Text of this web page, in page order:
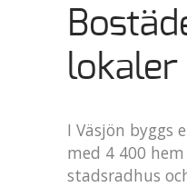
lokaler
I Väsjön byggs
med 4 400
stadsradhus